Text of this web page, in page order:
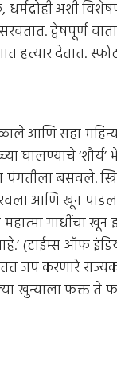
धर्मद्रोही अशी
द्वेषपूर्ण
हत्यार देतात.
आणि सहा
घालण्याचे
पंगतीला बसवले.
आणि खून
महात्मा गांधींचा
(टाईम्स ऑफ
जप करणारे
खुन्याला फक्त ते